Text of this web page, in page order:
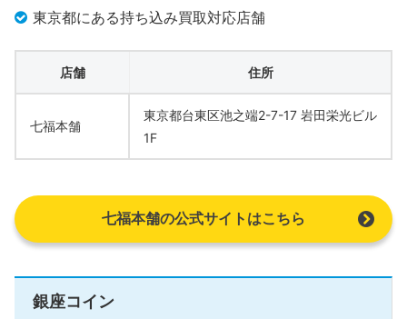
東京都にある持ち込み買取対応店舗
店舗 住所
七福本舗
東京都台東区池之端2-7-17 岩田栄光ビル
1F
七福本舗の公式サイトはこちら
銀座コイン